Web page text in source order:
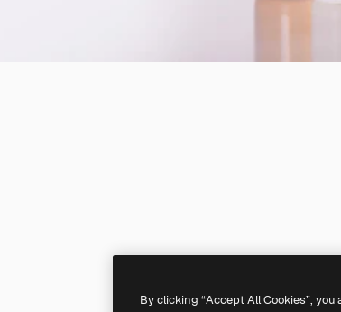
By clicking “Accept All Cookies”,